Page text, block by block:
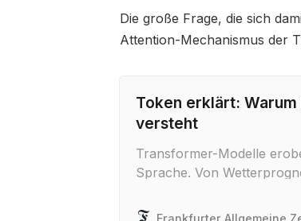
Die große Frage, die sich
Attention-Mechanismus der
Token erklärt:
versteht
Transformer-Modelle
Sprache. Von
Finanzsektor, Transformer
Frankfurter Allgemeine